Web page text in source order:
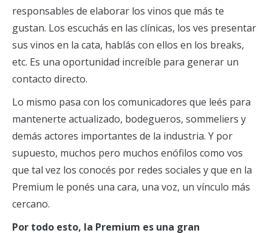
responsables de elaborar los vinos que más te
gustan. Los escuchás en las clínicas, los ves presentar
sus vinos en la cata, hablás con ellos en los breaks,
etc. Es una oportunidad increíble para generar un
contacto directo.
Lo mismo pasa con los comunicadores que leés para
mantenerte actualizado, bodegueros, sommeliers y
demás actores importantes de la industria. Y por
supuesto, muchos pero muchos enófilos como vos
que tal vez los conocés por redes sociales y que en la
Premium le ponés una cara, una voz, un vínculo más
cercano.
Por todo esto, la Premium es una gran